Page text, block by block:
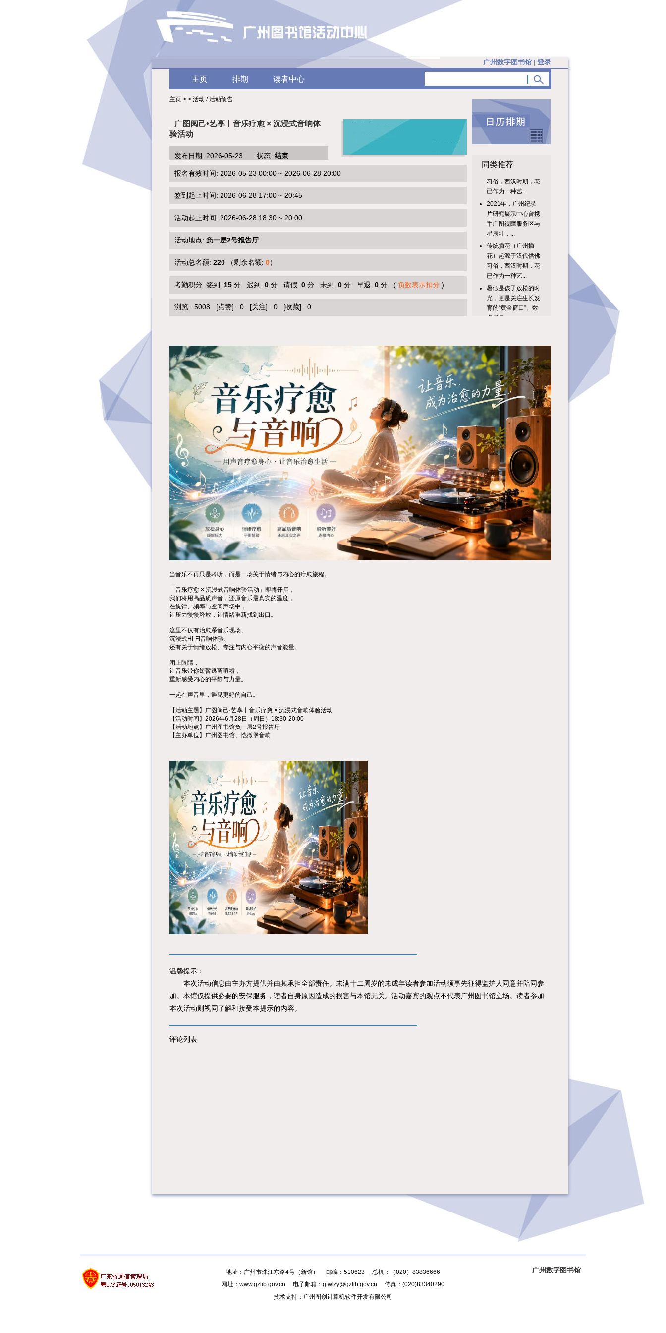
广州数字图书馆 登录
主页 排期 读者中心
主页 > > 活动 / 活动预告
广图阅己•艺享丨音乐疗愈 × 沉浸式音响体
验活动
发布日期: 2026-05-23 状态: 结束
报名有效时间: 2026-05-23 00:00 ~ 2026-06-28 20:00
签到起止时间: 2026-06-28 17:00 ~ 20:45
活动起止时间: 2026-06-28 18:30 ~ 20:00
活动地点: 负一层2号报告厅
活动总名额: 220 （剩余名额: 0）
考勤积分: 签到: 15 分 迟到: 0 分 请假: 0 分 未到: 0 分 早退: 0 分 ( 负数表示扣分 )
浏览 : 5008 [点赞] : 0 [关注] : 0 [收藏] : 0
同类推荐
花）起源于汉代供佛
已作为一种艺...
2021年，广州纪录
片研究展示中心曾携
手广图视障服务区与
星辰社，...
传统插花（广州插
花）起源于汉代供佛
习俗，西汉时期，花
已作为一种艺...
暑假是孩子放松的时
光，更是关注生长发
育的“黄金窗口”。数
据显示，...
商之气...
别补短板了放大优
势，才是正解！一场
讲座，三个收获:①
一本书的智慧...
很多家长都有这样的
疑惑：为什么大部分
孩子天生痴迷恐龙、
昆虫这类奇...
阅见美好·一席一季
——在书香中喝懂广
州的四季。“阅见四
季·花城茶...
当音乐不再只是聆听，而是一场关于情绪与内心的疗愈旅程。
「音乐疗愈 × 沉浸式音响体验活动」即将开启，
我们将用高品质声音，还原音乐最真实的温度，
在旋律、频率与空间声场中，
让压力慢慢释放，让情绪重新找到出口。
这里不仅有治愈系音乐现场、
沉浸式Hi-Fi音响体验、
还有关于情绪放松、专注与内心平衡的声音能量。
闭上眼睛，
让音乐带你短暂逃离喧嚣，
重新感受内心的平静与力量。
一起在声音里，遇见更好的自己。
【活动主题】广图阅己·艺享丨音乐疗愈 × 沉浸式音响体验活动
【活动时间】2026年6月28日（周日）18:30-20:00
【活动地点】广州图书馆负一层2号报告厅
【主办单位】广州图书馆、恺撒堡音响
温馨提示：
本次活动信息由主办方提供并由其承担全部责任。未满十二周岁的未成年读者参加活动须事先征得监护人同意并陪同参
加。本馆仅提供必要的安保服务，读者自身原因造成的损害与本馆无关。活动嘉宾的观点不代表广州图书馆立场。读者参加
本次活动则视同了解和接受本提示的内容。
评论列表
地址：广州市珠江东路4号（新馆） 邮编：510623 总机：（020）83836666
网址：www.gzlib.gov.cn 电子邮箱：gtwlzy@gzlib.gov.cn 传真：(020)83340290
技术支持：广州图创计算机软件开发有限公司
广州数字图书馆